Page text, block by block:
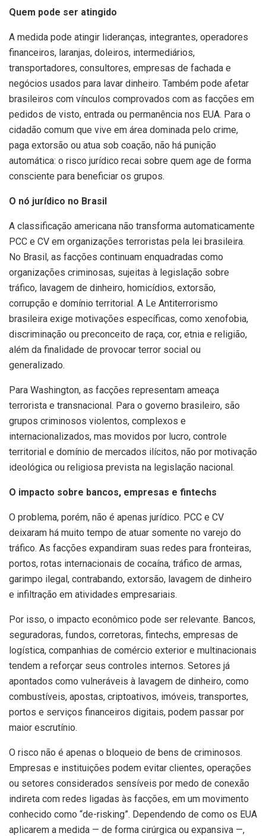
Quem pode ser atingido
A medida pode atingir lideranças, integrantes, operadores
financeiros, laranjas, doleiros, intermediários,
transportadores, consultores, empresas de fachada e
negócios usados para lavar dinheiro. Também pode afetar
brasileiros com vínculos comprovados com as facções em
pedidos de visto, entrada ou permanência nos EUA. Para o
cidadão comum que vive em área dominada pelo crime,
paga extorsão ou atua sob coação, não há punição
automática: o risco jurídico recai sobre quem age de forma
consciente para beneficiar os grupos.
O nó jurídico no Brasil
A classificação americana não transforma automaticamente
PCC e CV em organizações terroristas pela lei brasileira.
No Brasil, as facções continuam enquadradas como
organizações criminosas, sujeitas à legislação sobre
tráfico, lavagem de dinheiro, homicídios, extorsão,
corrupção e domínio territorial. A Le Antiterrorismo
brasileira exige motivações específicas, como xenofobia,
discriminação ou preconceito de raça, cor, etnia e religião,
além da finalidade de provocar terror social ou
generalizado.
Para Washington, as facções representam ameaça
terrorista e transnacional. Para o governo brasileiro, são
grupos criminosos violentos, complexos e
internacionalizados, mas movidos por lucro, controle
territorial e domínio de mercados ilícitos, não por motivação
ideológica ou religiosa prevista na legislação nacional.
O impacto sobre bancos, empresas e fintechs
O problema, porém, não é apenas jurídico. PCC e CV
deixaram há muito tempo de atuar somente no varejo do
tráfico. As facções expandiram suas redes para fronteiras,
portos, rotas internacionais de cocaína, tráfico de armas,
garimpo ilegal, contrabando, extorsão, lavagem de dinheiro
e infiltração em atividades empresariais.
Por isso, o impacto econômico pode ser relevante. Bancos,
seguradoras, fundos, corretoras, fintechs, empresas de
logística, companhias de comércio exterior e multinacionais
tendem a reforçar seus controles internos. Setores já
apontados como vulneráveis à lavagem de dinheiro, como
combustíveis, apostas, criptoativos, imóveis, transportes,
portos e serviços financeiros digitais, podem passar por
maior escrutínio.
O risco não é apenas o bloqueio de bens de criminosos.
Empresas e instituições podem evitar clientes, operações
ou setores considerados sensíveis por medo de conexão
indireta com redes ligadas às facções, em um movimento
conhecido como “de-risking”. Dependendo de como os EUA
aplicarem a medida — de forma cirúrgica ou expansiva —,